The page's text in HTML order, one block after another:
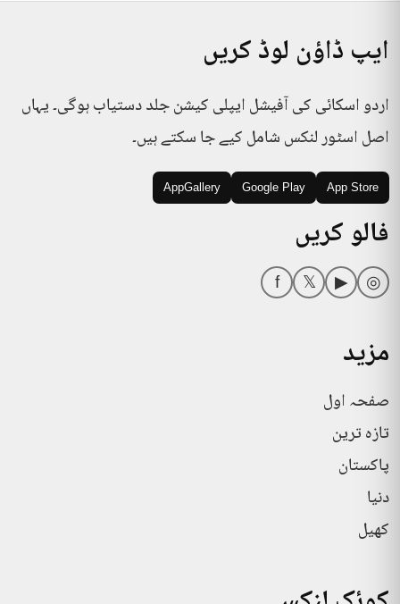
ایپ ڈاؤن لوڈ کریں
اردو اسکائی کی آفیشل ایپلی کیشن جلد دستیاب ہوگی۔ یہاں
اصل اسٹور لنکس شامل کیے جا سکتے ہیں۔
App Store
Google Play
AppGallery
فالو کریں
◎
▶
𝕏
f
مزید
صفحہ اول
تازہ ترین
پاکستان
دنیا
کھیل